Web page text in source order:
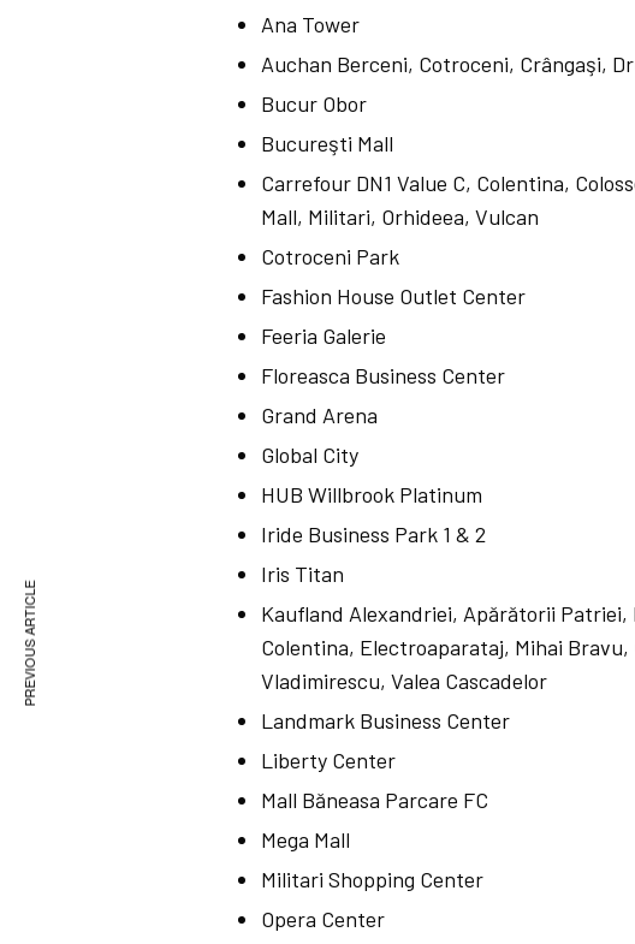
Ana Tower
Auchan Berceni, Cotroceni, Crângaşi,
Bucur Obor
Bucureşti Mall
Carrefour DN1 Value C, Colentina,
Mall, Militari, Orhideea, Vulcan
Cotroceni Park
Fashion House Outlet Center
Feeria Galerie
Floreasca Business Center
Grand Arena
Global City
HUB Willbrook Platinum
Iride Business Park 1 & 2
Iris Titan
Kaufland Alexandriei, Apărătorii
Colentina, Electroaparataj, Mihai
Vladimirescu, Valea Cascadelor
Landmark Business Center
Liberty Center
Mall Băneasa Parcare FC
Mega Mall
Militari Shopping Center
Opera Center
PREVIOUS ARTICLE